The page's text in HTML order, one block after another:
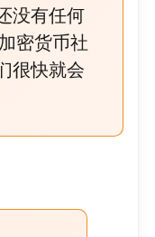
没有任何
密货币社
很快就会